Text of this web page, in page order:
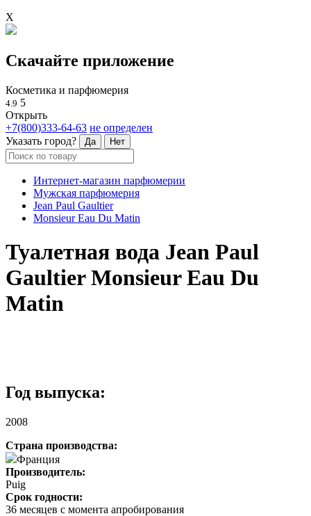
X
Скачайте приложение
Косметика и парфюмерия
4.9 5
Открыть
+7(800)333-64-63 не определен
Указать город?
Да Нет
Интернет-магазин парфюмерии
Мужская парфюмерия
Jean Paul Gaultier
Monsieur Eau Du Matin
Туалетная вода Jean Paul
Gaultier Monsieur Eau Du
Matin
Год выпуска:
2008
Страна производства:
Франция
Производитель:
Puig
Срок годности:
36 месяцев с момента апробирования